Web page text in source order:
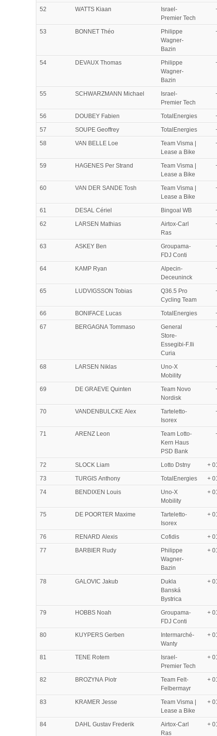
52 WATTS Kiaan
Israel-
Premier Tech
53 BONNET Théo
Philippe
Wagner-
Bazin
54 DEVAUX Thomas
Philippe
Wagner-
Bazin
55 SCHWARZMANN Michael
Israel-
Premier Tech
56 DOUBEY Fabien TotalEnergies
57
SOUPE Geoffrey TotalEnergies
58
VAN BELLE Loe
Team Visma |
Lease a Bike
59 HAGENES Per Strand
Team Visma |
Lease a Bike
60 VAN DER SANDE Tosh
Team Visma |
Lease a Bike
61 DESAL Cériel Bingoal WB
62
LARSEN Mathias
Airtox-Carl
Ras
63 ASKEY Ben
Groupama-
FDJ Conti
64 KAMP Ryan
Alpecin-
Deceuninck
65 LUDVIGSSON Tobias
Q36.5 Pro
Cycling Team
66 BONIFACE Lucas TotalEnergies
67
BERGAGNA Tommaso
General
Store-
Essegibi-F.Ili
Curia
68 LARSEN Niklas
Uno-X
Mobility
69 DE GRAEVE Quinten
Team Novo
Nordisk
70 VANDENBULCKE Alex
Tarteletto-
Isorex
71 ARENZ Leon
Team Lotto-
Kern Haus
PSD Bank
72 SLOCK Liam Lotto Dstny
+
73
TURGIS Anthony TotalEnergies
+
74
BENDIXEN Louis
Uno-X
Mobility
+
75 DE POORTER Maxime
Tarteletto-
Isorex
+
76 RENARD Alexis Cofidis
+
77
BARBIER Rudy
Philippe
Wagner-
Bazin
+
78 GALOVIC Jakub
Dukla
Banská
Bystrica
+
79 HOBBS Noah
Groupama-
FDJ Conti
+
80 KUYPERS Gerben
Intermarché-
Wanty
+
81 TENE Rotem
Israel-
Premier Tech
+
82 BROZYNA Piotr
Team Felt-
Felbermayr
+
83 KRAMER Jesse
Team Visma |
Lease a Bike
+
84 DAHL Gustav Frederik
Airtox-Carl
Ras
+